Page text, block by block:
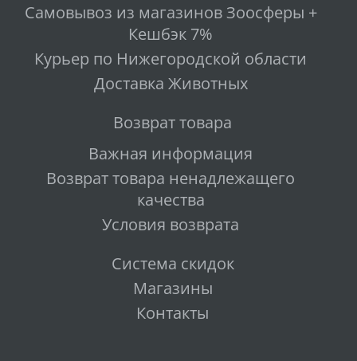
Самовывоз из магазинов Зоосферы +
Кешбэк 7%
Курьер по Нижегородской области
Доставка Животных
Возврат товара
Важная информация
Возврат товара ненадлежащего
качества
Условия возврата
Система скидок
Магазины
Контакты